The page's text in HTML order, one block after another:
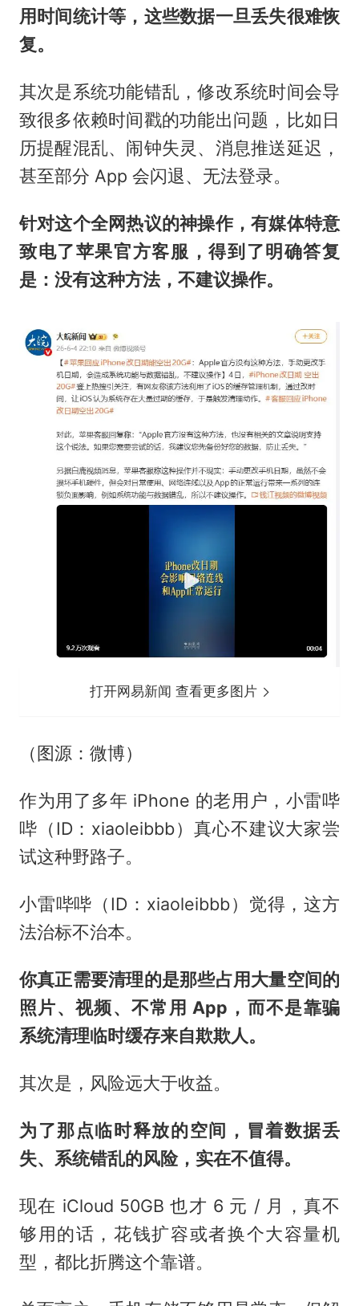
用时间统计等，这些数据一旦丢失很难恢
复。
其次是系统功能错乱，修改系统时间会导
致很多依赖时间戳的功能出问题，比如日
历提醒混乱、闹钟失灵、消息推送延迟，
甚至部分 App 会闪退、无法登录。
针对这个全网热议的神操作，有媒体特意
致电了苹果官方客服，得到了明确答复
是：没有这种方法，不建议操作。
打开网易新闻 查看更多图片
（图源：微博）
作为用了多年 iPhone 的老用户，小雷哔
哔（ID：xiaoleibbb）真心不建议大家尝
试这种野路子。
小雷哔哔（ID：xiaoleibbb）觉得，这方
法治标不治本。
你真正需要清理的是那些占用大量空间的
照片、视频、不常用 App，而不是靠骗
系统清理临时缓存来自欺欺人。
其次是，风险远大于收益。
为了那点临时释放的空间，冒着数据丢
失、系统错乱的风险，实在不值得。
现在 iCloud 50GB 也才 6 元 / 月，真不
够用的话，花钱扩容或者换个大容量机
型，都比折腾这个靠谱。